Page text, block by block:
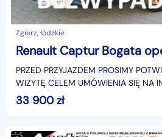
Zgierz, łódzkie
PRZED PRZYJAZDEM PROSIMY
WIZYTĘ CELEM UMÓWIENIA SIĘ NA
BEZPIECZNE OGLĘDZINY..Bardzo
egzemplarz.Samochód sprowadzo
33 900zł